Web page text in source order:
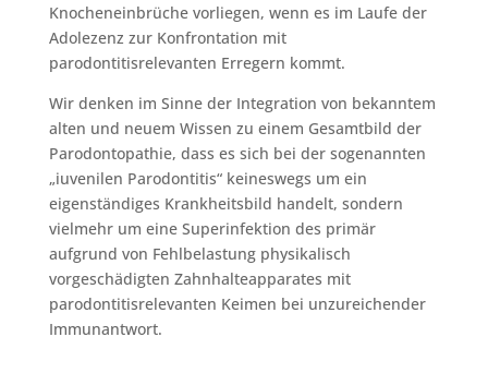
Knocheneinbrüche vorliegen, wenn es im Laufe der
Adolezenz zur Konfrontation mit
parodontitisrelevanten Erregern kommt.
Wir denken im Sinne der Integration von bekanntem
alten und neuem Wissen zu einem Gesamtbild der
Parodontopathie, dass es sich bei der sogenannten
„iuvenilen Parodontitis“ keineswegs um ein
eigenständiges Krankheitsbild handelt, sondern
vielmehr um eine Superinfektion des primär
aufgrund von Fehlbelastung physikalisch
vorgeschädigten Zahnhalteapparates mit
parodontitisrelevanten Keimen bei unzureichender
Immunantwort.